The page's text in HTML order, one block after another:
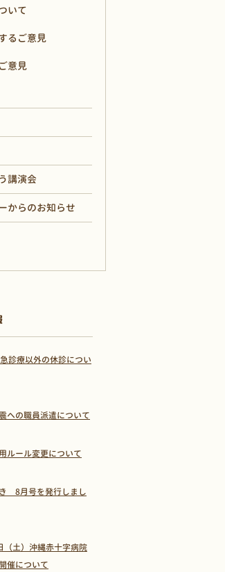
いて
るご意見
意見
講演会
からのお知らせ
診療以外の休診につい
への職員派遣について
ルール変更について
8月号を発行しまし
（土）沖縄赤十字病院
催について